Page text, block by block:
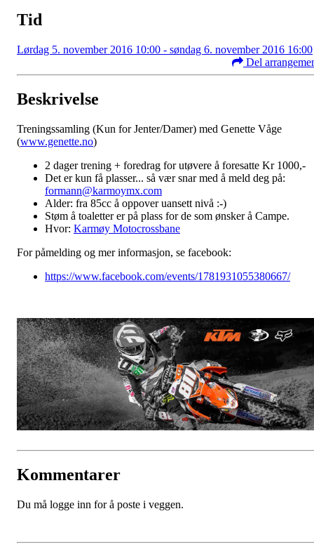
Tid
Lørdag 5. november 2016 10:00 - søndag 6. november 2016 16:00
Del
Beskrivelse
Treningssamling (Kun for Jenter/Damer) med Genette Våge
(www.genette.no)
2 dager trening + foredrag for utøvere å foresatte Kr 1000,-
Det er kun få plasser... så vær snar med å meld deg på:
formann@karmoymx.com
Alder: fra 85cc å oppover uansett nivå :-)
Støm å toaletter er på plass for de som ønsker å Campe.
Hvor: Karmøy Motocrossbane
For påmelding og mer informasjon, se facebook:
https://www.facebook.com/events/1781931055380667/
Kommentarer
Du må logge inn for å poste i veggen.